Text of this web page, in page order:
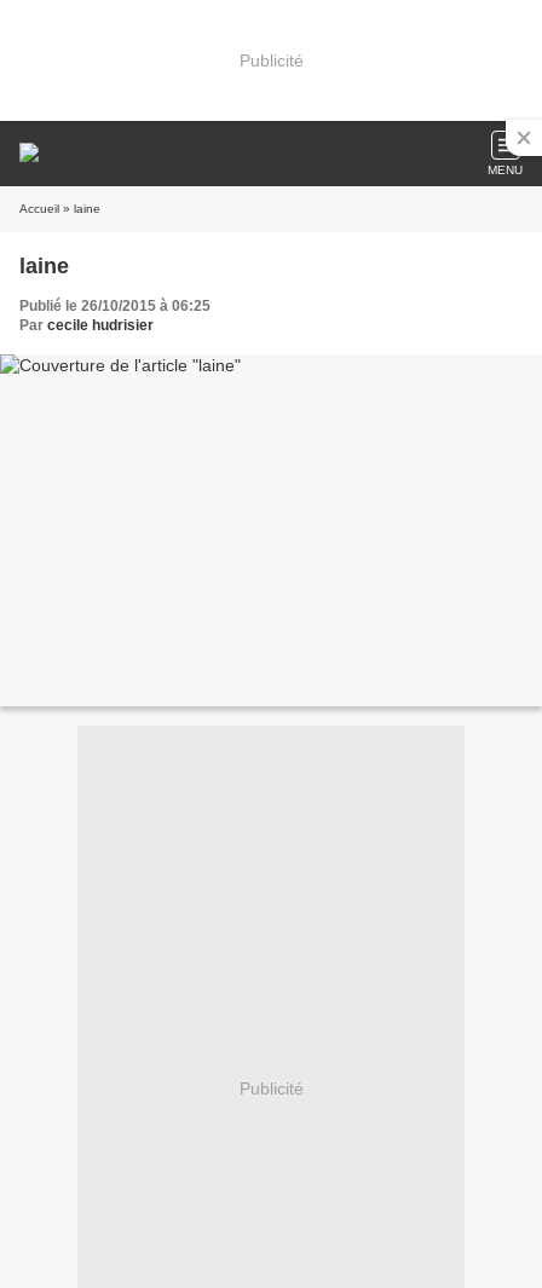
Publicité
MENU
Accueil » laine
laine
Publié le 26/10/2015 à 06:25
Par cecile hudrisier
Publicité